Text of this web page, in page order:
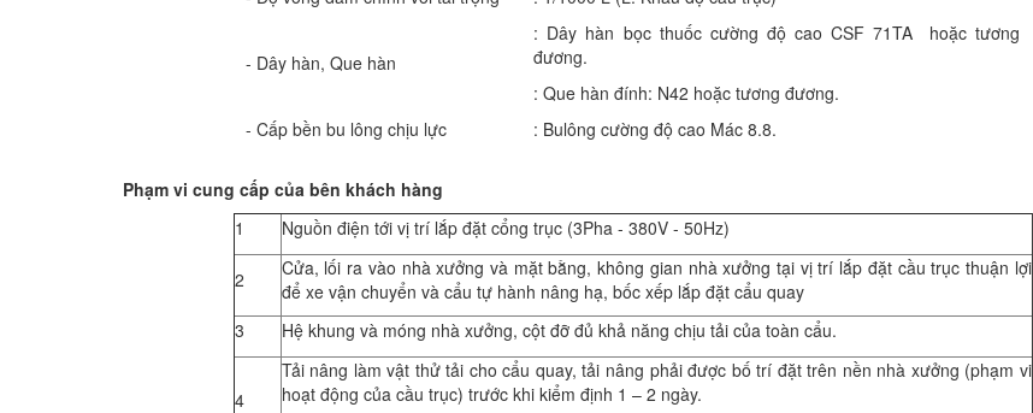
- Dây hàn, Que hàn
: Dây hàn bọc thuốc cường độ cao CSF 71TA hoặc tương
đương.
: Que hàn đính: N42 hoặc tương đương.
- Cấp bền bu lông chịu lực
: Bulông cường độ cao Mác 8.8.
Phạm vi cung cấp của bên khách hàng
1
Nguồn điện tới vị trí lắp đặt cổng trục (3Pha - 380V - 50Hz)
2
Cửa, lối ra vào nhà xưởng và mặt bằng, không gian nhà xưởng tại vị trí lắp đặt cầu trục thuận lợi
để xe vận chuyển và cẩu tự hành nâng hạ, bốc xếp lắp đặt cẩu quay
3
Hệ khung và móng nhà xưởng, cột đỡ đủ khả năng chịu tải của toàn cẩu.
4
Tải nâng làm vật thử tải cho cẩu quay, tải nâng phải được bố trí đặt trên nền nhà xưởng (phạm vi
hoạt động của cầu trục) trước khi kiểm định 1 – 2 ngày.